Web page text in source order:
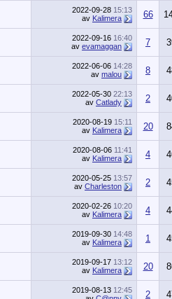
2022-09-28 15:13
av Kalimera 66
2022-09-16 16:40
av evamaggan 7
2022-06-06 14:28
av malou 8
2022-05-30 22:13
av Catlady 2
2020-08-19 15:11
av Kalimera 20
2020-08-06 11:41
av Kalimera 4
2020-05-25 13:57
av Charleston 2
2020-02-26 10:20
av Kalimera 4
2019-09-30 14:48
av Kalimera 1
2019-09-17 13:12
av Kalimera 20
2019-08-13 12:45
2